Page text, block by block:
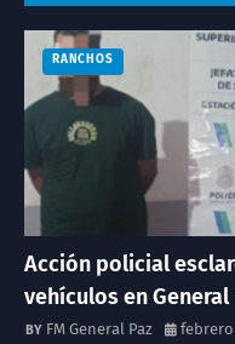
RANCHOS
Acción policial
vehículos en General
FM General Paz febrero